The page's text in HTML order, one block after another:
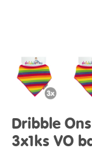
Dribble
3x1ks VO